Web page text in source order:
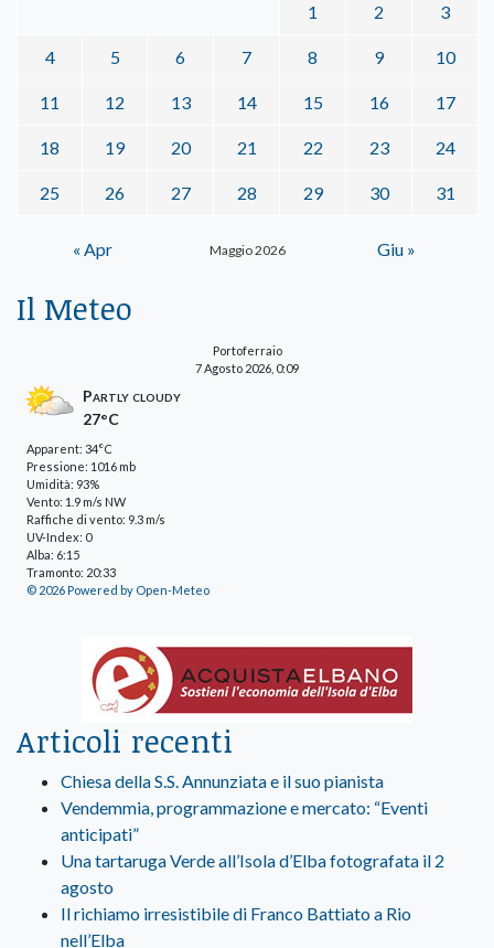
Maggio 2026
1 2 3
4 5 6 7 8 9 10
11 12 13 14 15 16 17
18 19 20 21 22 23 24
25 26 27 28 29 30 31
« Apr Giu »
Il Meteo
Portoferraio
7 Agosto 2026, 0:09
Partly cloudy
27°C
Apparent: 34°C
Pressione: 1016 mb
Umidità: 93%
Vento: 1.9 m/s NW
Raffiche di vento: 9.3 m/s
UV-Index: 0
Alba: 6:15
Tramonto: 20:33
© 2026 Powered by Open-Meteo
Articoli recenti
Chiesa della S.S. Annunziata e il suo pianista
Vendemmia, programmazione e mercato: “Eventi
anticipati”
Una tartaruga Verde all’Isola d’Elba fotografata il 2
agosto
Il richiamo irresistibile di Franco Battiato a Rio
nell’Elba